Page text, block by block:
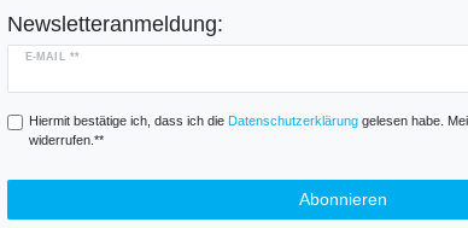
Newsletteranmeldung:
E-MAIL **
Hiermit bestätige ich, dass ich die Daten­schutz­erklärunggelesen habe.
widerrufen.**
Abonnieren